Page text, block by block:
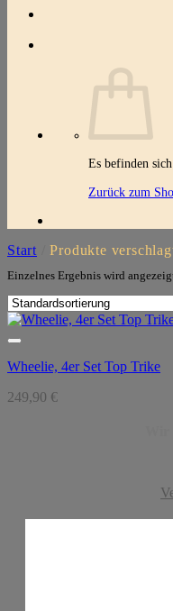
Es befinden
Zurück zum
Start Produkte
Einzelnes Ergebnis wird
Wheelie, 4er Set Top Trike
249,90 €